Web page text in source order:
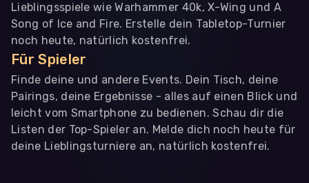
Lieblingsspiele wie Warhammer 40k, X-Wing und A
Song of Ice and Fire. Erstelle dein Tabletop-Turnier
noch heute, natürlich kostenfrei.
Für Spieler
Finde deine und andere Events. Dein Tisch, deine
Pairings, deine Ergebnisse - alles auf einen Blick und
leicht vom Smartphone zu bedienen. Schau dir die
Listen der Top-Spieler an. Melde dich noch heute für
deine Lieblingsturniere an, natürlich kostenfrei.